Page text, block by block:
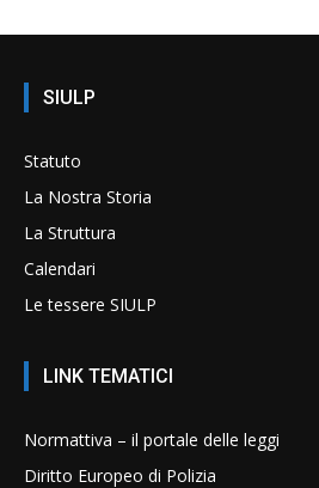
SIULP
Statuto
La Nostra Storia
La Struttura
Calendari
Le tessere SIULP
LINK TEMATICI
Normattiva – il portale delle leggi
Diritto Europeo di Polizia